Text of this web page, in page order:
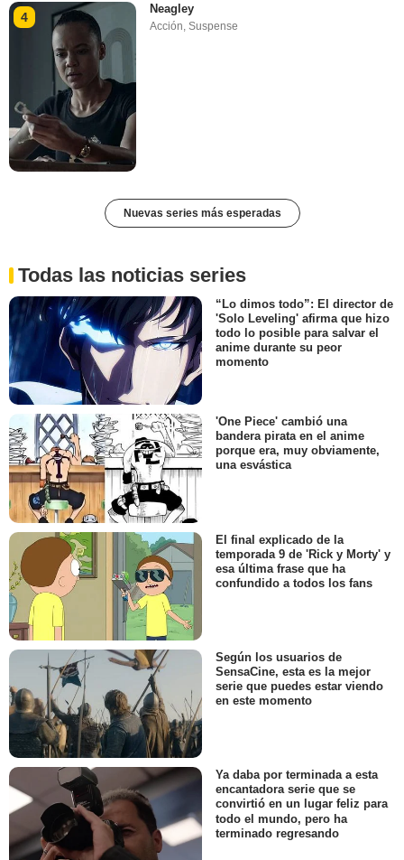
4
Neagley
Acción ,Suspense
Nuevas series más esperadas
Todas las noticias series
“Lo dimos todo”: El director de
'Solo Leveling' afirma que hizo
todo lo posible para salvar el
anime durante su peor
momento
'One Piece' cambió una
bandera pirata en el anime
porque era, muy obviamente,
una esvástica
El final explicado de la
temporada 9 de 'Rick y Morty' y
esa última frase que ha
confundido a todos los fans
Según los usuarios de
SensaCine, esta es la mejor
serie que puedes estar viendo
en este momento
Ya daba por terminada a esta
encantadora serie que se
convirtió en un lugar feliz para
todo el mundo, pero ha
terminado regresando